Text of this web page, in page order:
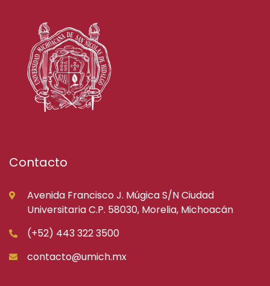
Contacto
Avenida Francisco J. Múgica S/N Ciudad
Universitaria C.P. 58030, Morelia, Michoacán
(+52) 443 322 3500
contacto@umich.mx